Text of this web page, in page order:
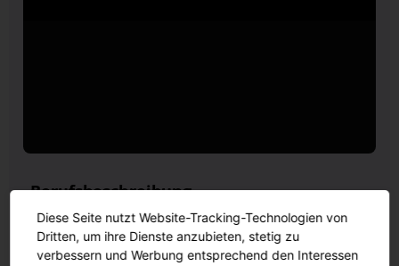
Berufsbeschreibung
In der Ausbildung als Notarfachangestellte/r
übernimmst du rechtliche, organisatorische und
Diese Seite nutzt Website-Tracking-Technologien von
Dritten, um ihre Dienste anzubieten, stetig zu
verbessern und Werbung entsprechend den Interessen